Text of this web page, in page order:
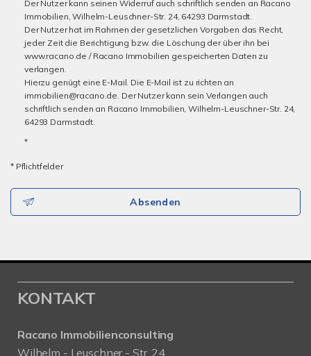
Der Nutzer kann seinen Widerruf auch schriftlich senden an Racano
Immobilien, Wilhelm-Leuschner-Str. 24, 64293 Darmstadt.
Der Nutzer hat im Rahmen der gesetzlichen Vorgaben das Recht,
jeder Zeit die Berichtigung bzw. die Löschung der über ihn bei
www.racano.de / Racano Immobilien gespeicherten Daten zu
verlangen.
Hierzu genügt eine E-Mail. Die E-Mail ist zu richten an
immobilien@racano.de. Der Nutzer kann sein Verlangen auch
schriftlich senden an Racano Immobilien, Wilhelm-Leuschner-Str. 24,
64293 Darmstadt.
*
* Pflichtfelder
Absenden
KONTAKT
Racano Immobilienconsulting
Wilhelm - Leuschner - Str. 24